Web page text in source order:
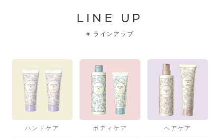
LINE UP
# ラインアップ
ハンドケア ボディケア ヘアケア